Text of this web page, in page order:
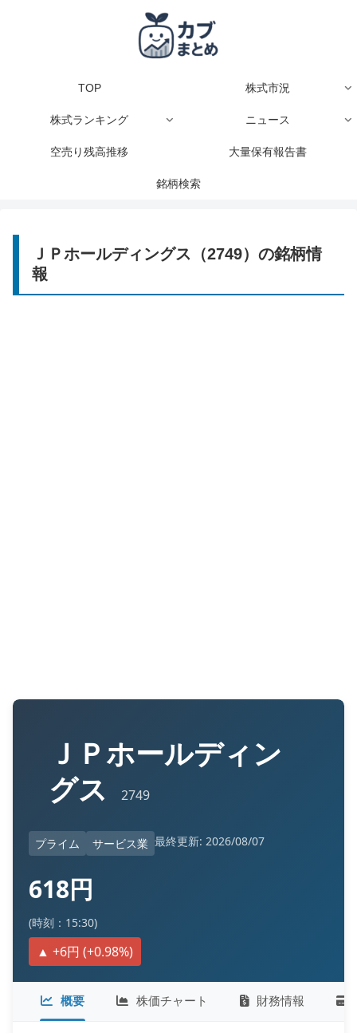
TOP 株式市況
株式ランキング ニュース
空売り残高推移 大量保有報告書
銘柄検索
ＪＰホールディングス（2749）の銘柄情
報
ＪＰホールディン
グス
2749
プライム サービス業 最終更新: 2026/08/07
618円
(時刻：15:30)
▲ +6円 (+0.98%)
概要 株価チャート 財務情報